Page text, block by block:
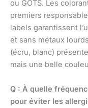
ou GOTS. Les
premiers
labels garantissent
et sans métaux
(écru, blanc)
mais une belle
Q : À quelle
pour éviter les